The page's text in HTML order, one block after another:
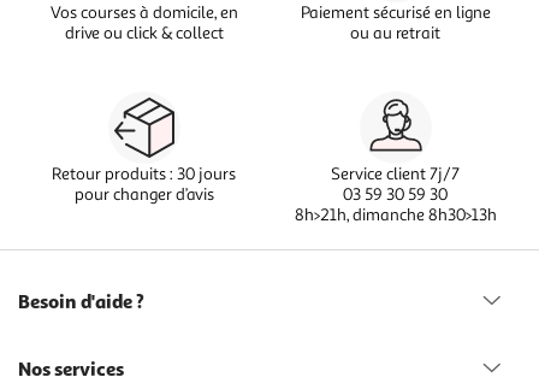
Vos courses à domicile, en
drive ou click & collect
Paiement sécurisé en ligne
ou au retrait
Retour produits : 30 jours
pour changer d’avis
Service client 7j/7
03 59 30 59 30
8h>21h, dimanche 8h30>13h
Besoin d'aide ?
Nos services